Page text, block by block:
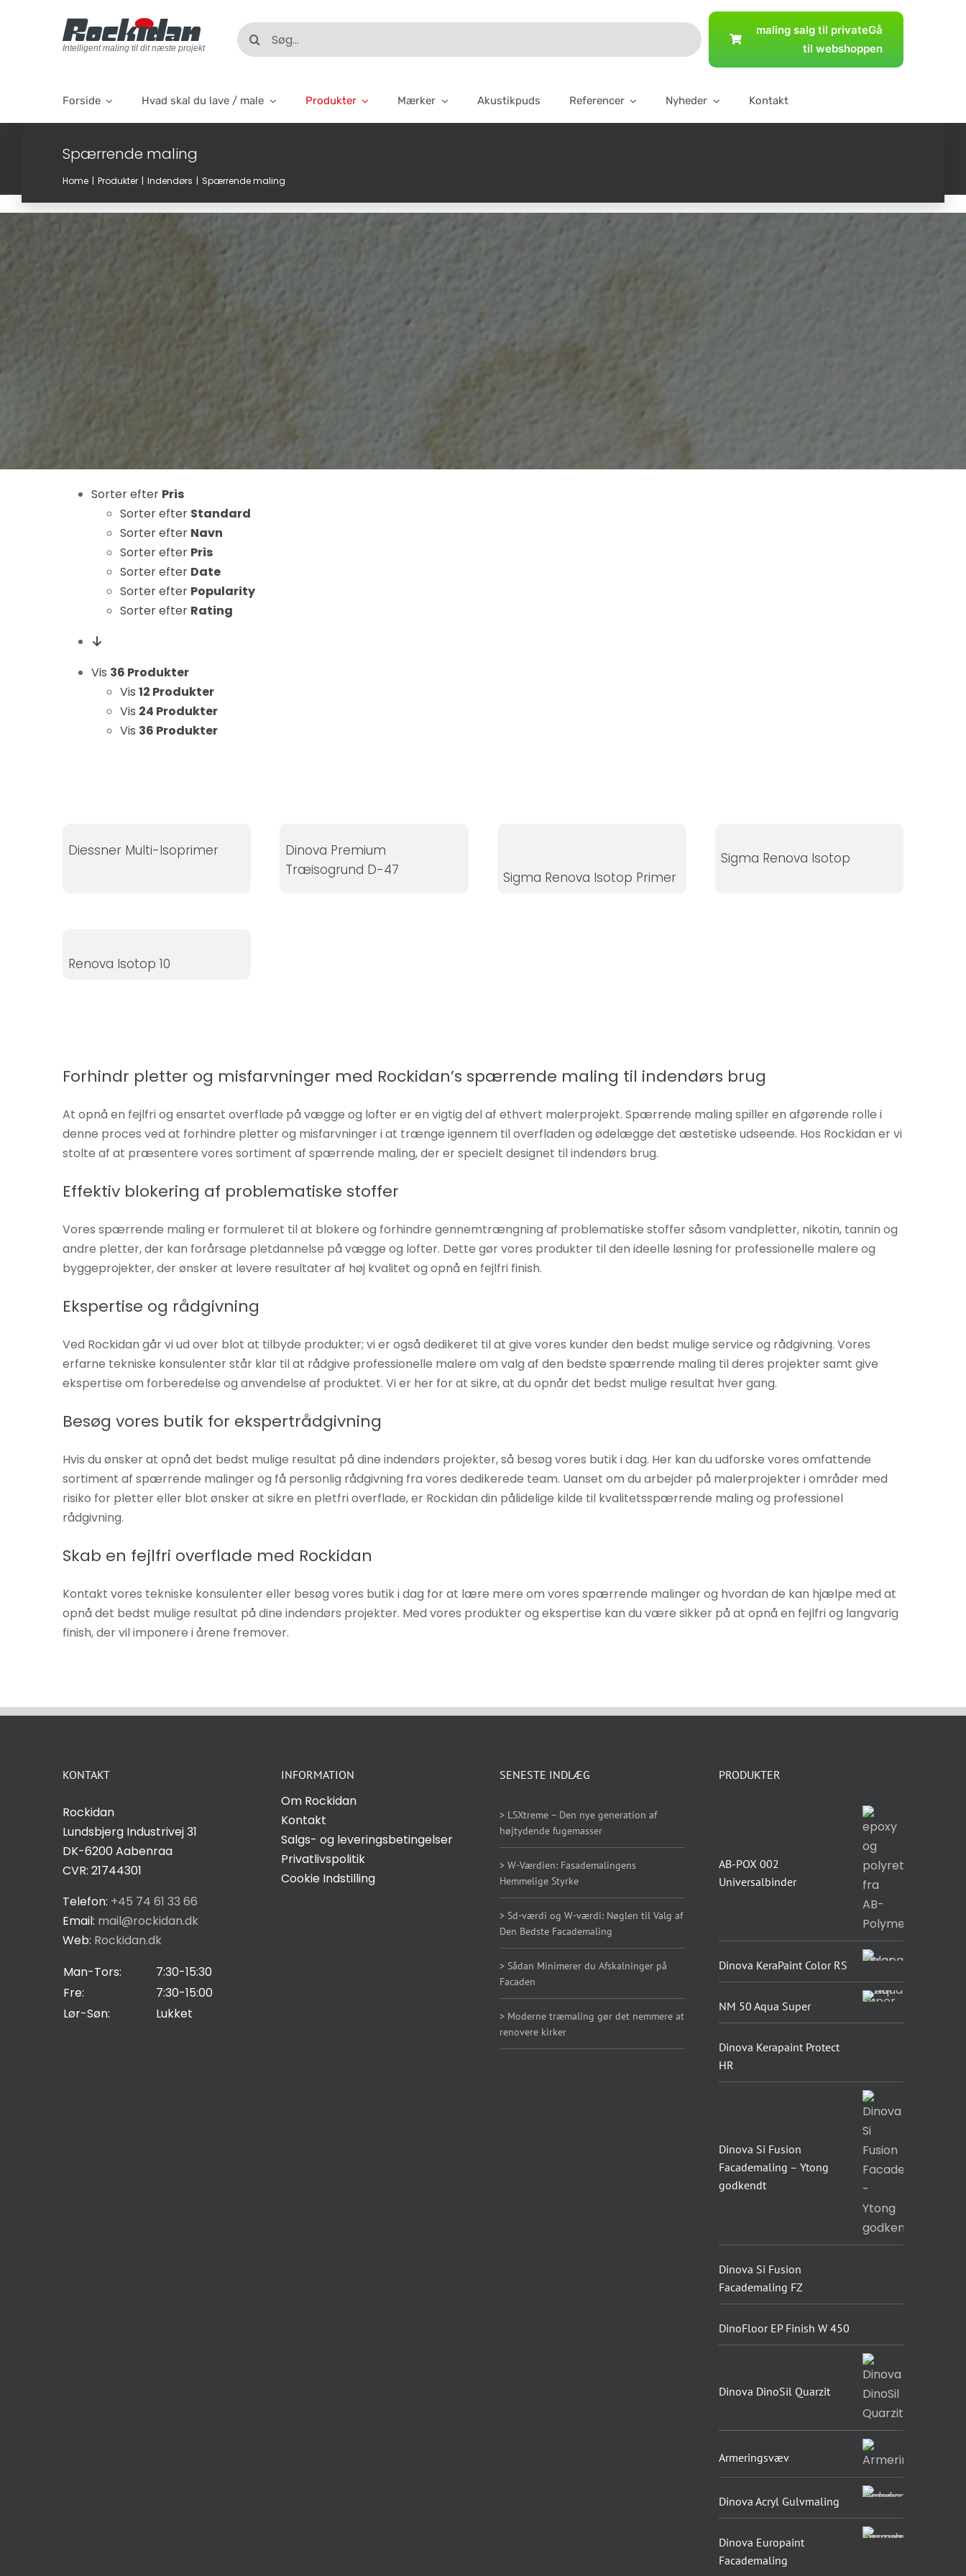
Intelligent maling til dit næste projekt
Søg
efter:
maling salg til privateGå
til webshoppen
Forside Hvad skal du lave / male Produkter Mærker Akustikpuds Referencer Nyheder Kontakt
Spærrende maling
Home Produkter Indendørs Spærrende maling
Sorter efter Pris
Sorter efter Standard
Sorter efter Navn
Sorter efter Pris
Sorter efter Date
Sorter efter Popularity
Sorter efter Rating
Vis 36 Produkter
Vis 12 Produkter
Vis 24 Produkter
Vis 36 Produkter
Diessner Multi-Isoprimer
Dinova Premium
Træisogrund D-47
Sigma Renova Isotop Primer
Sigma Renova Isotop
Renova Isotop 10
Forhindr pletter og misfarvninger med Rockidan’s spærrende maling til indendørs brug
At opnå en fejlfri og ensartet overflade på vægge og lofter er en vigtig del af ethvert malerprojekt. Spærrende maling spiller en afgørende rolle i
denne proces ved at forhindre pletter og misfarvninger i at trænge igennem til overfladen og ødelægge det æstetiske udseende. Hos Rockidan er vi
stolte af at præsentere vores sortiment af spærrende maling, der er specielt designet til indendørs brug.
Effektiv blokering af problematiske stoffer
Vores spærrende maling er formuleret til at blokere og forhindre gennemtrængning af problematiske stoffer såsom vandpletter, nikotin, tannin og
andre pletter, der kan forårsage pletdannelse på vægge og lofter. Dette gør vores produkter til den ideelle løsning for professionelle malere og
byggeprojekter, der ønsker at levere resultater af høj kvalitet og opnå en fejlfri finish.
Ekspertise og rådgivning
Ved Rockidan går vi ud over blot at tilbyde produkter; vi er også dedikeret til at give vores kunder den bedst mulige service og rådgivning. Vores
erfarne tekniske konsulenter står klar til at rådgive professionelle malere om valg af den bedste spærrende maling til deres projekter samt give
ekspertise om forberedelse og anvendelse af produktet. Vi er her for at sikre, at du opnår det bedst mulige resultat hver gang.
Besøg vores butik for ekspertrådgivning
Hvis du ønsker at opnå det bedst mulige resultat på dine indendørs projekter, så besøg vores butik i dag. Her kan du udforske vores omfattende
sortiment af spærrende malinger og få personlig rådgivning fra vores dedikerede team. Uanset om du arbejder på malerprojekter i områder med
risiko for pletter eller blot ønsker at sikre en pletfri overflade, er Rockidan din pålidelige kilde til kvalitetsspærrende maling og professionel
rådgivning.
Skab en fejlfri overflade med Rockidan
Kontakt vores tekniske konsulenter eller besøg vores butik i dag for at lære mere om vores spærrende malinger og hvordan de kan hjælpe med at
opnå det bedst mulige resultat på dine indendørs projekter. Med vores produkter og ekspertise kan du være sikker på at opnå en fejlfri og langvarig
finish, der vil imponere i årene fremover.
KONTAKT
Rockidan
Lundsbjerg Industrivej 31
DK-6200 Aabenraa
CVR: 21744301
Telefon: +45 74 61 33 66
Email: mail@rockidan.dk
Web: Rockidan.dk
Man-Tors:
7:30-15:30
Fre:
7:30-15:00
Lør-Søn:
Lukket
INFORMATION
Om Rockidan
Kontakt
Salgs- og leveringsbetingelser
Privatlivspolitik
Cookie Indstilling
SENESTE INDLÆG
> LSXtreme – Den nye generation af
højtydende fugemasser
> W-Værdien: Fasademalingens
Hemmelige Styrke
> Sd-værdi og W-værdi: Nøglen til Valg af
Den Bedste Facademaling
> Sådan Minimerer du Afskalninger på
Facaden
> Moderne træmaling gør det nemmere at
renovere kirker
PRODUKTER
AB-POX 002
Universalbinder
Dinova KeraPaint Color RS
NM 50 Aqua Super
Dinova Kerapaint Protect
HR
Dinova Si Fusion
Facademaling – Ytong
godkendt
Dinova Si Fusion
Facademaling FZ
DinoFloor EP Finish W 450
Dinova DinoSil Quarzit
Armeringsvæv
Dinova Acryl Gulvmaling
Dinova Europaint
Facademaling
Disse cookies
For at vi kan
Oplevelse
dit besøg.
funktioner fra
hjemmesiden.
Marketing
interesser
adfærd,
besøger
øger du
tilpasset
indhold og